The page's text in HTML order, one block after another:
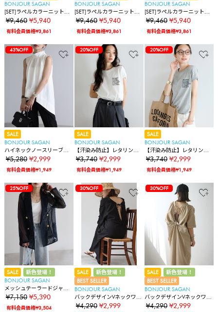
BONJOUR SAGAN
[SET]ラペルカラーニットベ
スト×バックスリットニット
スカート
¥9,460 ¥5,940
有料会員価格¥3,861
BONJOUR SAGAN
[SET]ラペルカラーニットベ
スト×バックスリットニット
スカート
¥9,460 ¥5,940
有料会員価格¥3,861
BONJOUR SAGAN
[SET]ラペルカラーニットベ
スト×バックスリットニット
スカート
¥9,460 ¥5,940
有料会員価格¥3,861
43%OFF
SALE
BONJOUR SAGAN
ハイネックノースリーブギ
ャザーブラウス
¥5,280 ¥2,999
有料会員価格¥1,949
20%OFF
SALE
BONJOUR SAGAN
【汗染み防止】レタリング
刺繍フレンチスリーブTシャ
¥3,740 ¥2,999
有料会員価格¥1,949
20%OFF
SALE
BONJOUR SAGAN
【汗染み防止】レタリング
刺繍フレンチスリーブTシャ
¥3,740 ¥2,999
有料会員価格¥1,949
25%OFF
SALE
新色登場！
BONJOUR SAGAN
メッシュテーラードジャケ
ット
¥7,150 ¥5,390
有料会員価格¥3,504
30%OFF
SALE
新色登場！
BEST SELLER
BONJOUR SAGAN
バックデザインVネックワン
ピース
¥4,290 ¥2,999
30%OFF
30%OFF
SALE
新色登場！
BEST SELLER
BONJOUR SAGAN
バックデザインVネックワン
ピース
¥4,290 ¥2,999